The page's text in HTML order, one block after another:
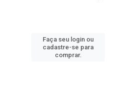
Faça seu login ou
cadastre-se para
comprar.